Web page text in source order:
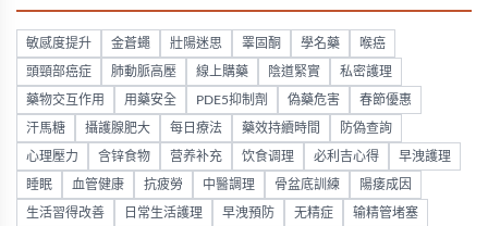
敏感度提升 金蒼蠅 壯陽迷思 睪固酮 學名藥 喉癌
頭頸部癌症 肺動脈高壓 線上購藥 陰道緊實 私密護理
藥物交互作用 用藥安全 PDE5抑制劑 偽藥危害 春節優惠
汗馬糖 攝護腺肥大 每日療法 藥效持續時間 防偽查詢
心理壓力 含锌食物 营养补充 饮食调理 必利吉心得 早洩護理
睡眠 血管健康 抗疲勞 中醫調理 骨盆底訓練 陽痿成因
生活習得改善 日常生活護理 早洩預防 无精症 输精管堵塞